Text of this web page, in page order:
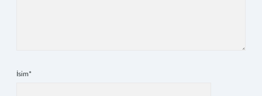
İsim*